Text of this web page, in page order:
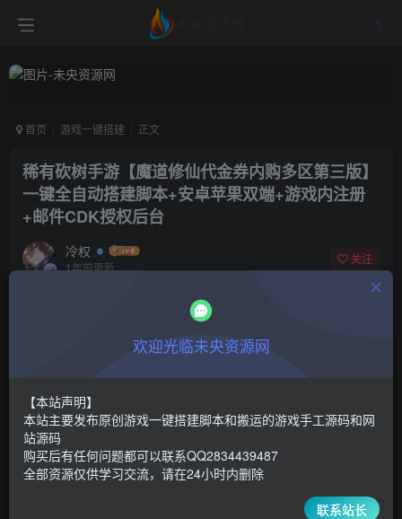
首页 游戏一键搭建 正文
稀有砍树手游【魔道修仙代金券内购多区第三版】
一键全自动搭建脚本+安卓苹果双端+游戏内注册
+邮件CDK授权后台
冷权
1年前更新
关注
￥9.9 ￥ 30
欢迎光临未央资源网
【本站声明】
本站主要发布原创游戏一键搭建脚本和搬运的游戏手工源码和网
站源码
购买后有任何问题都可以联系QQ2834439487
全部资源仅供学习交流，请在24小时内删除
联系站长